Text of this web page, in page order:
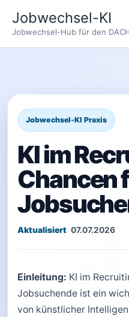
Inhalt
springen
Jobwechsel-KI
Jobwechsel-Hub für den
KI im
Chancen
07.07.2026
Einleitung: KI im
Jobsuchende ist ein
von künstlicher